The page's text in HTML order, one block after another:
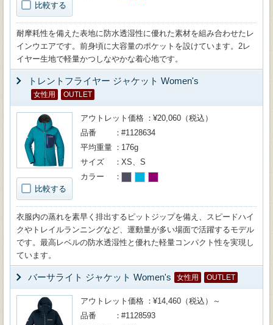
比較する
耐摩耗性を備えた表地に防水透湿性に優れた素材を組み合わせたレ
インウエアです。前身頃に大容量のポケットを設けています。2レ
イヤー生地で軽量かつしなやかな着心地です。
トレントフライヤー ジャケット Women's
女性用 OUTLET
比較する
アウトレット価格
¥20,060（税込）
品番
#1128634
平均重量
176g
サイズ
XS、S
カラー
衣服内の蒸れを素早く排出するピットジップを備え、スピードハイ
クやトレイルランニングなど、運動量が多い場面で活躍するモデル
です。最高レベルの防水透湿性と優れた軽量コンパクト性を実現し
ています。
バーサライト ジャケット Women's 女性用 OUTLET
アウトレット価格
¥14,460（税込）～
品番
#1128593